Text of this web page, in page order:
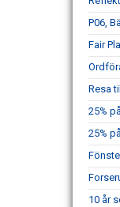
P06,
Fair
Resa
25%
25%
10 år